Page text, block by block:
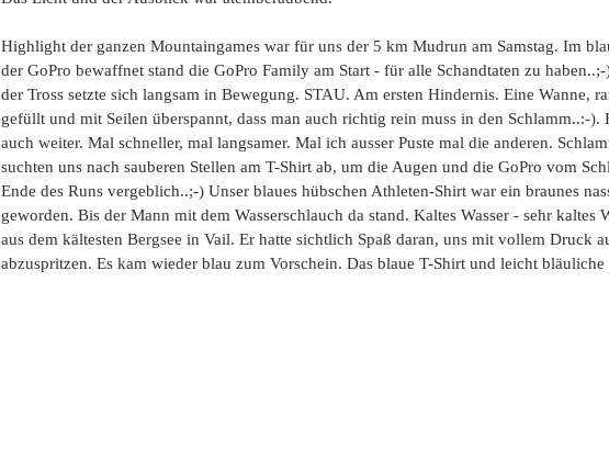
Highlight der ganzen Mountaingames war für uns der 5 km Mudrun am Samstag. Im
der GoPro bewaffnet stand die GoPro Family am Start - für alle Schandtaten zu
der Tross setzte sich langsam in Bewegung. STAU. Am ersten Hindernis. Eine Wanne,
gefüllt und mit Seilen überspannt, dass man auch richtig rein muss in den Schlamm..:-).
auch weiter. Mal schneller, mal langsamer. Mal ich ausser Puste mal die anderen.
suchten uns nach sauberen Stellen am T-Shirt ab, um die Augen und die GoPro vom
Ende des Runs vergeblich..;-) Unser blaues hübschen Athleten-Shirt war ein braunes
geworden. Bis der Mann mit dem Wasserschlauch da stand. Kaltes Wasser - sehr kaltes
aus dem kältesten Bergsee in Vail. Er hatte sichtlich Spaß daran, uns mit vollem Druck
abzuspritzen. Es kam wieder blau zum Vorschein. Das blaue T-Shirt und leicht